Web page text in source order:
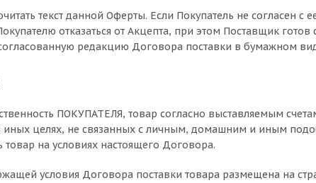
текст данной Оферты. Если Покупатель не согласен с
отказаться от Акцепта, при этом Поставщик готов
редакцию Договора поставки в бумажном
ПОКУПАТЕЛЯ, товар согласно выставляемым
иных целях, не связанных с личным, домашним и иным
на условиях настоящего Договора.
условия Договора поставки товара размещена на